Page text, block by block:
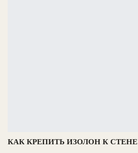
КАК КРЕПИТЬ ИЗОЛОН К СТЕНЕ